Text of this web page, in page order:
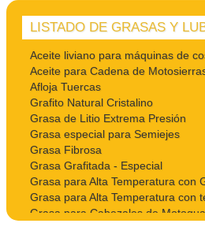
LISTADO DE GRASAS Y
Aceite liviano para máquinas de
Aceite para Cadena de
Afloja Tuercas
Grafito Natural Cristalino
Grasa de Litio Extrema Presión
Grasa especial para Semiejes
Grasa Fibrosa
Grasa Grafitada - Especial
Grasa para Alta Temperatura con
Grasa para Alta Temperatura con
Grasa para Cabezales de